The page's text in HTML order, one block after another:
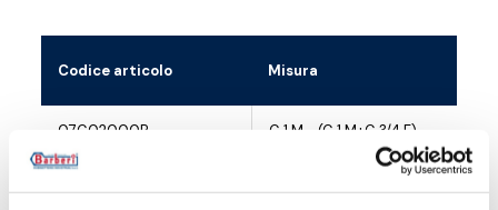
Codice articolo Misura
07G02000P G 1 M - (G 1 M+G 3/4 F)
G 1 M - (G 1 M+G 3/4 F)